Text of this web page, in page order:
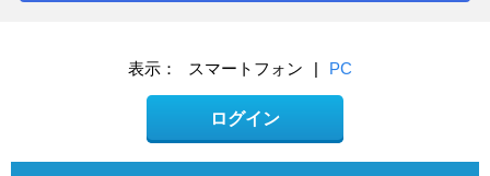
表示： スマートフォン | PC
ログイン